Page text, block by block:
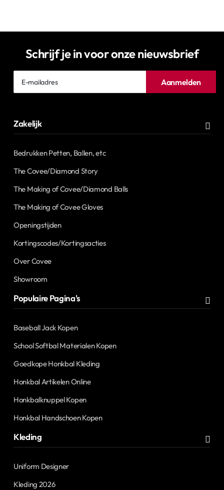
Schrijf je in voor onze nieuwsbrief
mailadres
Aanmelden
Zakelijk
Bedrukken Petten, Ballen, etc
The Covee/Diamond Story
The Making of Covee/Diamond Balls
The Making of Covee Gloves
Openingstijden
Kortingscodes/Kortingsacties
Over Covee
Showroom
Populaire Pagina's
Baseball Jack Kopen
School Softbal Materialen Kopen
Goedkope Honkbal Kleding
Honkbal Artikelen Online
Honkbalknuppel Kopen
Honkbal Handschoen Kopen
Kleding
Uniform Designer
Kleding 2026